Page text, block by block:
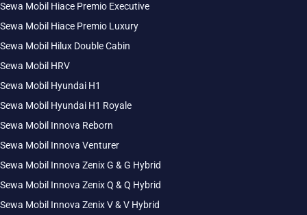
Sewa Mobil Hiace Premio Executive
Sewa Mobil Hiace Premio Luxury
Sewa Mobil Hilux Double Cabin
Sewa Mobil HRV
Sewa Mobil Hyundai H1
Sewa Mobil Hyundai H1 Royale
Sewa Mobil Innova Reborn
Sewa Mobil Innova Venturer
Sewa Mobil Innova Zenix G & G Hybrid
Sewa Mobil Innova Zenix Q & Q Hybrid
Sewa Mobil Innova Zenix V & V Hybrid